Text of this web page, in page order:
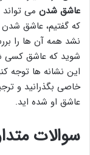
عاشق شدن می تواند
که گفتیم، عاشق شدن
نشد همه آن ها را
شوید که عاشق کسی
این نشانه ها توجه
خاصی بگذرانید و
عاشق او شده اید.
سوالات